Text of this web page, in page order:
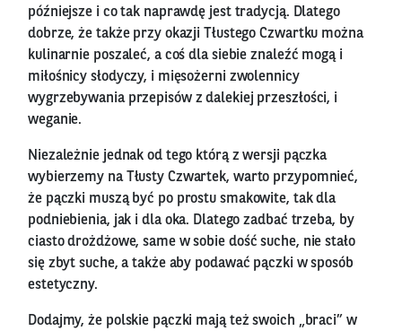
późniejsze i co tak naprawdę jest tradycją. Dlatego
dobrze, że także przy okazji Tłustego Czwartku można
kulinarnie poszaleć, a coś dla siebie znaleźć mogą i
miłośnicy słodyczy, i mięsożerni zwolennicy
wygrzebywania przepisów z dalekiej przeszłości, i
weganie.
Niezależnie jednak od tego którą z wersji pączka
wybierzemy na Tłusty Czwartek, warto przypomnieć,
że pączki muszą być po prostu smakowite, tak dla
podniebienia, jak i dla oka. Dlatego zadbać trzeba, by
ciasto drożdżowe, same w sobie dość suche, nie stało
się zbyt suche, a także aby podawać pączki w sposób
estetyczny.
Dodajmy, że polskie pączki mają też swoich „braci” w